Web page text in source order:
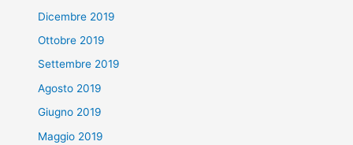
Dicembre 2019
Ottobre 2019
Settembre 2019
Agosto 2019
Giugno 2019
Maggio 2019